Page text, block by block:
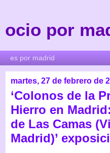
ocio por
martes, 27 de febrero de
‘Colonos de la
Hierro en
de Las Camas
Madrid)’